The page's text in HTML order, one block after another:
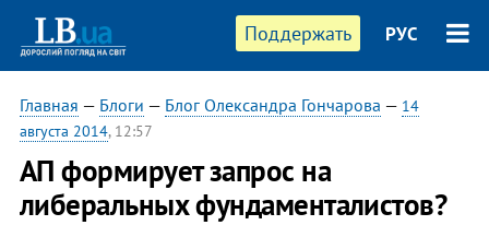
Поддержать РУС
Главная — Блоги — Блог Олександра Гончарова — 14
августа 2014, 12:57
АП формирует запрос на
либеральных фундаменталистов?